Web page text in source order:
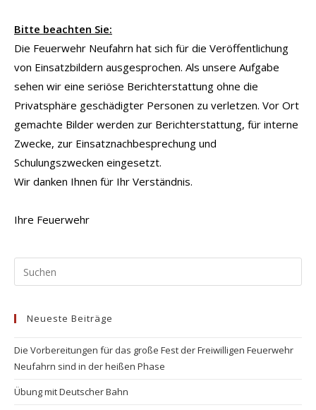
Bitte beachten Sie:
Die Feuerwehr Neufahrn hat sich für die Veröffentlichung
von Einsatzbildern ausgesprochen. Als unsere Aufgabe
sehen wir eine seriöse Berichterstattung ohne die
Privatsphäre geschädigter Personen zu verletzen. Vor Ort
gemachte Bilder werden zur Berichterstattung, für interne
Zwecke, zur Einsatznachbesprechung und
Schulungszwecken eingesetzt.
Wir danken Ihnen für Ihr Verständnis.
Ihre Feuerwehr
Neueste Beiträge
Die Vorbereitungen für das große Fest der Freiwilligen Feuerwehr
Neufahrn sind in der heißen Phase
Übung mit Deutscher Bahn